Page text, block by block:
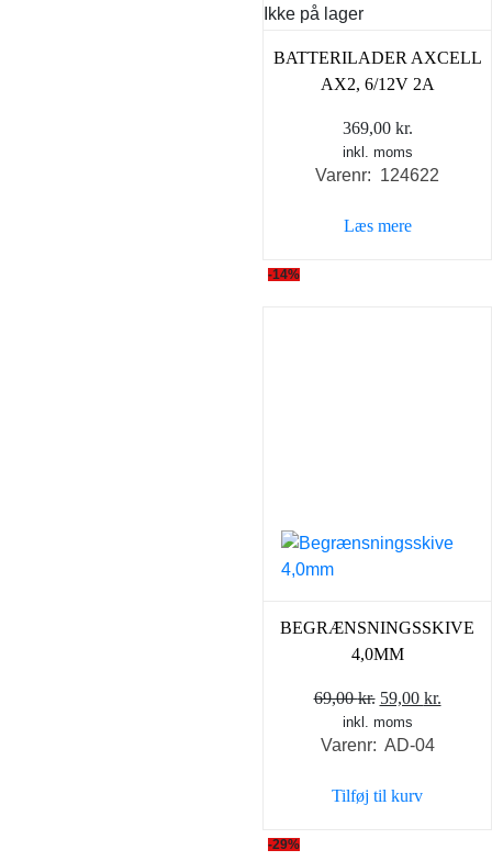
Ikke på lager
BATTERILADER AXCELL
AX2, 6/12V 2A
369,00 kr.
inkl. moms
Varenr: 124622
Læs mere
-14%
BEGRÆNSNINGSSKIVE
4,0MM
69,00kr. Den
oprindelige
pris
69,00 kr..
59,00 kr.
inkl. moms
Varenr: AD-04
Tilføj til kurv
-29%